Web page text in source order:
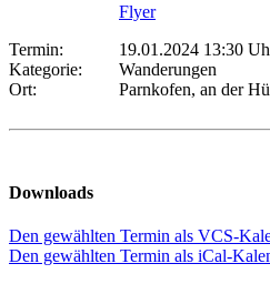
Flyer
Termin:
19.01.2024 13:30
Kategorie:
Wanderungen
Ort:
Parnkofen, an der
Downloads
Den gewählten Termin als VCS-
Den gewählten Termin als iCal-